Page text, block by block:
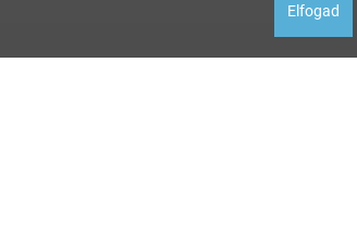
Elfogad